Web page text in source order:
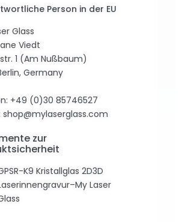
Person in der EU
Glass
Viedt
1 (Am Nußbaum)
Germany
+49 (0)30 85746527
shop@mylaserglass.com
zur
K9 Kristallglas 2D3D
Laser